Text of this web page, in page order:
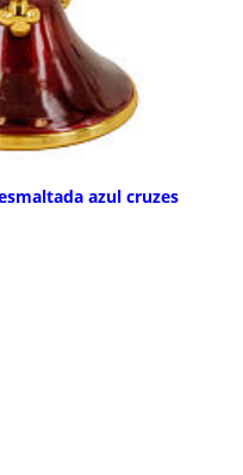
azul cruzes